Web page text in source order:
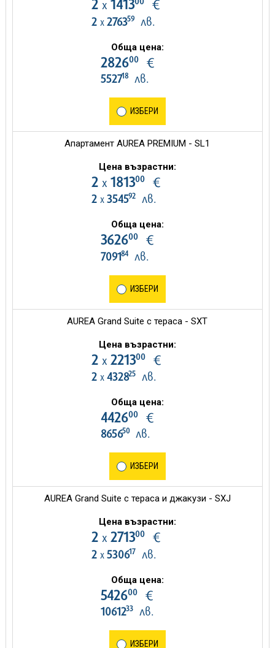
2 х 1413 €
2 х 276359лв.
Обща цена:
282600€
552718лв.
ИЗБЕРИ
Апартамент AUREA PREMIUM - SL1
Цена възрастни:
2 х 181300€
2 х 354592лв.
Обща цена:
362600€
709184лв.
ИЗБЕРИ
AUREA Grand Suite с тераса - SXT
Цена възрастни:
2 х 221300€
2 х 432825лв.
Обща цена:
442600€
865650лв.
ИЗБЕРИ
AUREA Grand Suite с тераса и джакузи - SXJ
Цена възрастни:
2 х 271300€
2 х 530617лв.
Обща цена:
542600€
1061233лв.
ИЗБЕРИ